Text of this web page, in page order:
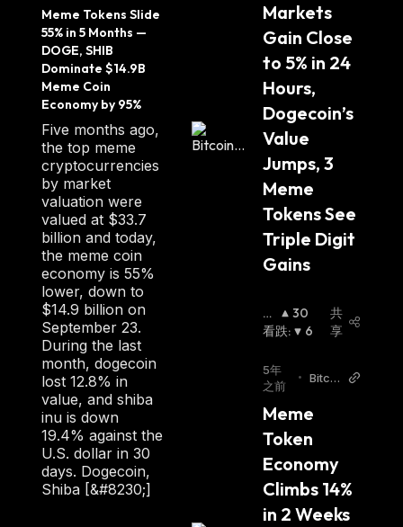
Meme Tokens Slide
55% in 5 Months —
DOGE, SHIB
Dominate $14.9B
Meme Coin
Economy by 95%
Five months ago,
the top meme
cryptocurrencies
by market
valuation were
valued at $33.7
billion and today,
the meme coin
economy is 55%
lower, down to
$14.9 billion on
September 23.
During the last
month, dogecoin
lost 12.8% in
value, and shiba
inu is down
19.4% against the
U.S. dollar in 30
days. Dogecoin,
Shiba [&#8230;]
Markets
Gain Close
to 5% in 24
Hours,
Dogecoin’s
Value
Jumps, 3
Meme
Tokens See
Triple Digit
Gains
看
涨:
30
看跌: 6
共
享
5年
之前
• Bitcoi
m
Meme
Token
Economy
Climbs 14%
in 2 Weeks